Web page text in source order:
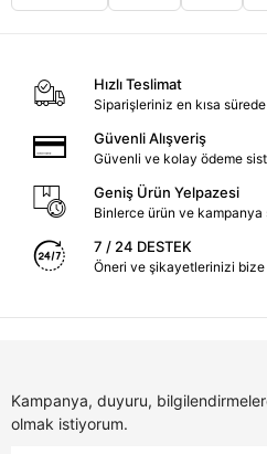
Hızlı Teslimat
Siparişleriniz en kısa
Güvenli Alışveriş
Güvenli ve kolay ödeme
Geniş Ürün Yelpazesi
Binlerce ürün ve kampanya
7 / 24 DESTEK
Öneri ve şikayetlerinizi
Kampanya, duyuru,
olmak istiyorum.